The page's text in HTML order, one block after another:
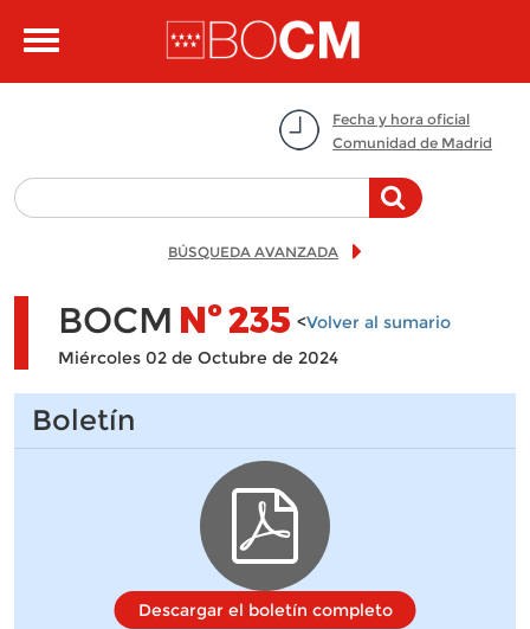
Toggle
Fecha y hora oficial
Comunidad de Madrid
BÚSQUEDA AVANZADA
BOCM Nº235 <Volver al sumario
Miércoles 02 de Octubre de 2024
Boletín
Descargar el boletín completo